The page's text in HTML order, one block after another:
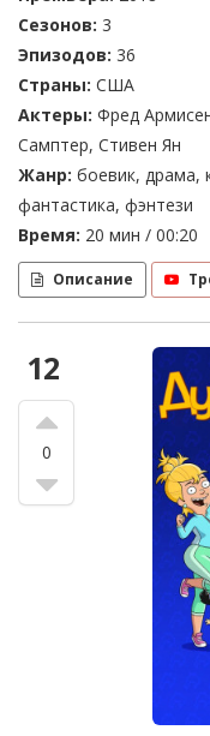
Сезонов: 3
Эпизодов: 36
Страны: США
Актеры: Фред
Самптер, Стивен Ян
Жанр: боевик, драма,
фантастика, фэнтези
Время: 20 мин / 00:20
Описание
12
0